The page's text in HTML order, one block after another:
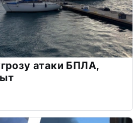
атаки БПЛА,